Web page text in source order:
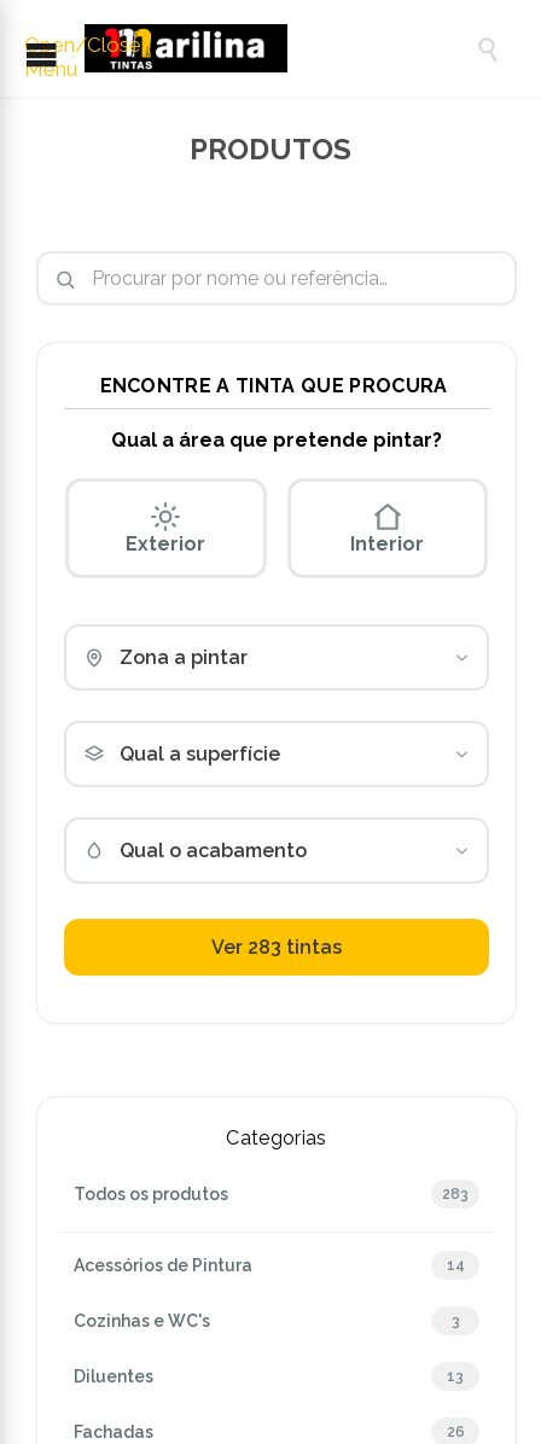
Open/Close
Menu

PRODUTOS
ENCONTRE A TINTA QUE PROCURA
Qual a área que pretende pintar?
Exterior Interior
Zona a pintar
Qual a superfície
Qual o acabamento
Ver 283 tintas
Categorias
Todos os produtos 283
Acessórios de Pintura 14
Cozinhas e WC's 3
Diluentes 13
Fachadas 26